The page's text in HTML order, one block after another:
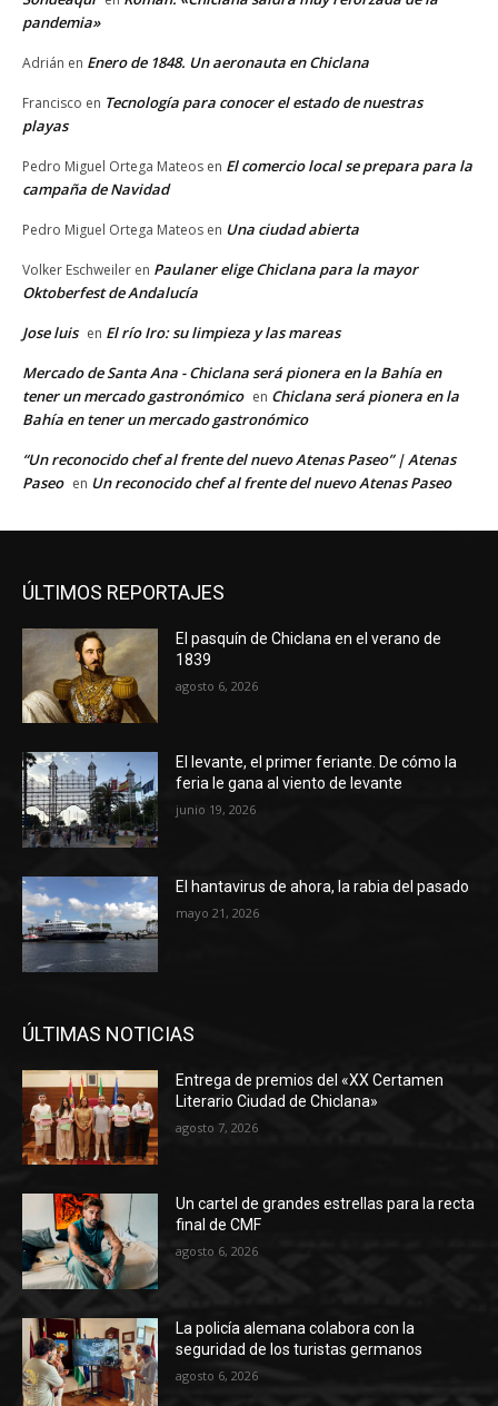
pandemia»
Adrián en Enero de 1848. Un aeronauta en Chiclana
Francisco en Tecnología para conocer el estado de nuestras
playas
Pedro Miguel Ortega Mateos en El comercio local se prepara para la
campaña de Navidad
Pedro Miguel Ortega Mateos en Una ciudad abierta
Volker Eschweiler en Paulaner elige Chiclana para la mayor
Oktoberfest de Andalucía
Jose luis en El río Iro: su limpieza y las mareas
Mercado de Santa Ana - Chiclana será pionera en la Bahía en
tener un mercado gastronómico en Chiclana será pionera en la
Bahía en tener un mercado gastronómico
“Un reconocido chef al frente del nuevo Atenas Paseo” | Atenas
Paseo en Un reconocido chef al frente del nuevo Atenas Paseo
ÚLTIMOS REPORTAJES
El pasquín de Chiclana en el verano de
1839
agosto 6, 2026
El levante, el primer feriante. De cómo la
feria le gana al viento de levante
junio 19, 2026
El hantavirus de ahora, la rabia del pasado
mayo 21, 2026
ÚLTIMAS NOTICIAS
Entrega de premios del «XX Certamen
Literario Ciudad de Chiclana»
agosto 7, 2026
Un cartel de grandes estrellas para la recta
final de CMF
agosto 6, 2026
La policía alemana colabora con la
seguridad de los turistas germanos
agosto 6, 2026